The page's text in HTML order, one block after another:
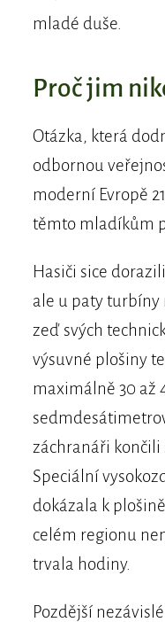
mladé duše.
Proč jim
Otázka, která
odbornou
moderní Evropě
těmto mladíkům
Hasiči sice
ale u paty
zeď svých
výsuvné plošiny
maximálně 30 až
záchranáři končili
Speciální
dokázala k
celém regionu
trvala hodiny.
Pozdější